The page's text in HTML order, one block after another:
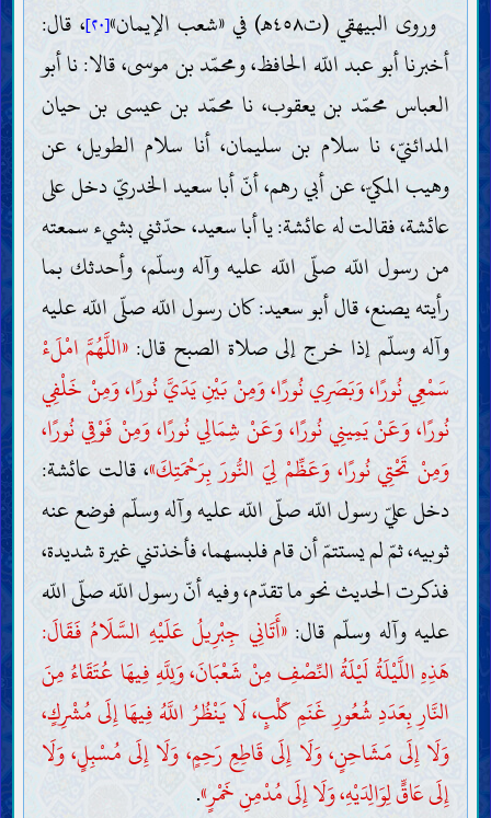
وروى البيهقي (ت٤٥٨هـ) في «شعب الإيمان»
[٢٠] ، قال:
أخبرنا أبو عبد اللّه الحافظ، ومحمّد بن موسى، قالا: نا أبو
العباس محمّد بن يعقوب، نا محمّد بن عيسى بن حيان
المدائنيّ، نا سلام بن سليمان، أنا سلام الطويل، عن
وهيب المكيّ، عن أبي رهم، أنّ أبا سعيد الخدريّ دخل على
عائشة، فقالت له عائشة: يا أبا سعيد، حدّثني بشيء سمعته
من رسول اللّه صلّى اللّه عليه وآله وسلّم، وأحدثك بما
رأيته يصنع، قال أبو سعيد: كان رسول اللّه صلّى اللّه عليه
وآله وسلّم إذا خرج إلى صلاة الصبح قال: «اللَّهُمَّ امْلَءْ
سَمْعِي نُورًا، وَبَصَرِي نُورًا، وَمِنْ بَيْنِ يَدَيَّ نُورًا، وَمِنْ خَلْفِي
نُورًا، وَعَنْ يَمِينِي نُورًا، وَعَنْ شِمَالِي نُورًا، وَمِنْ فَوْقِي نُورًا،
وَمِنْ تَحْتِي نُورًا، وَعَظِّمْ لِيَ النُّورَ بِرَحْمَتِكَ»، قالت عائشة:
دخل عليّ رسول اللّه صلّى اللّه عليه وآله وسلّم فوضع عنه
ثوبيه، ثمّ لم يستتمّ أن قام فلبسهما، فأخذتني غيرة شديدة،
فذكرت الحديث نحو ما تقدّم، وفيه أنّ رسول اللّه صلّى اللّه
عليه وآله وسلّم قال:«أَتَانِي جِبْرِيلُ عَلَيْهِ السَّلَامُ فَقَالَ:
هَذِهِ اللَّيْلَةُ لَيْلَةُ النِّصْفِ مِنْ شَعْبَانَ، وَلِلَّهِ فِيهَا عُتَقَاءُ مِنَ
النَّارِ بِعَدَدِ شُعُورِ غَنَمِ كَلْبٍ، لَا يَنْظُرُ اللَّهُ فِيهَا إِلَى مُشْرِكٍ،
وَلَا إِلَى مَشَاحِنٍ، وَلَا إِلَى قَاطِعِ رَحِمٍ، وَلَا إِلَى مُسْبِلٍ، وَلَا
إِلَى عَاقٍّ لِوَالِدَيْهِ، وَلَا إِلَى مُدْمِنِ خَمْرٍ».